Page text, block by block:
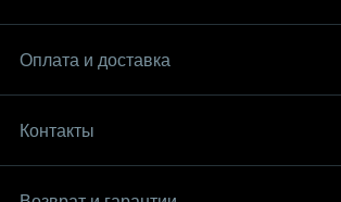
Оплата и доставка
Контакты